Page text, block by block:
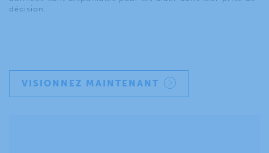
décision.
VISIONNEZ MAINTENANT